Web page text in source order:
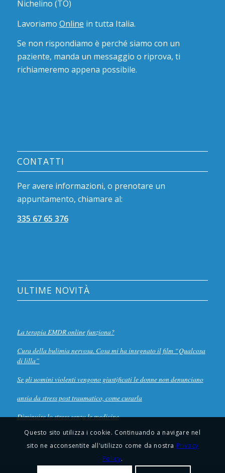
Nichelino (TO)
Lavoriamo Online in tutta Italia.
Se non rispondiamo è perché siamo con un
paziente, manda un messaggio o riprova, ti
richiameremo appena possibile.
CONTATTI
Per avere informazioni, o prenotare un
appuntamento, chiamare al:
335 67 65 376
ULTIME NOVITÀ
La terapia EMDR online funziona?
Cura della bulimia nervosa. Cosa mi ha insegnato il film “Qualcosa
di lilla”
Se gli uomini violenti vengono giustificati le donne non denunciano
ansia da stress post traumatico, come curarla
Diminuire lo stress senza le medicine
Questo sito utilizza i cookie. Continuando a navigare nel
sito ne acconsentite all'utilizzo come da nostra Privacy
Policy.